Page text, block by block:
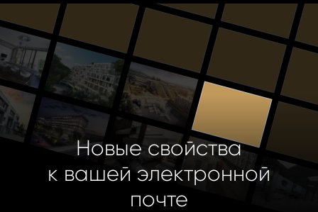
Новые свойства
к вашей электронной
почте